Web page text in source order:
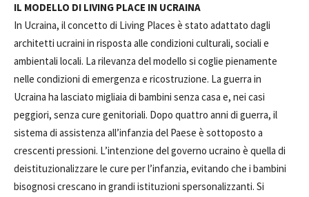
IL MODELLO DI LIVING PLACE IN UCRAINA
In Ucraina, il concetto di Living Places è stato adattato dagli
architetti ucraini in risposta alle condizioni culturali, sociali e
ambientali locali. La rilevanza del modello si coglie pienamente
nelle condizioni di emergenza e ricostruzione. La guerra in
Ucraina ha lasciato migliaia di bambini senza casa e, nei casi
peggiori, senza cure genitoriali. Dopo quattro anni di guerra, il
sistema di assistenza all’infanzia del Paese è sottoposto a
crescenti pressioni. L’intenzione del governo ucraino è quella di
deistituzionalizzare le cure per l’infanzia, evitando che i bambini
bisognosi crescano in grandi istituzioni spersonalizzanti. Si